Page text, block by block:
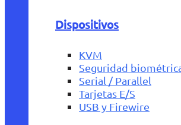
Dispositivos
KVM
Seguridad
Serial / Parallel
Tarjetas E/S
USB y Firewire